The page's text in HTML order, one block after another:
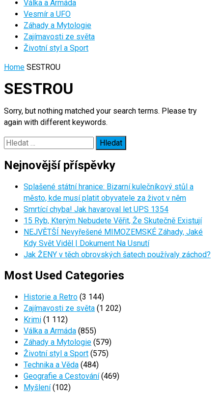
Válka a Armáda
Vesmír a UFO
Záhady a Mytologie
Zajímavosti ze světa
Životní styl a Sport
Home SESTROU
SESTROU
Sorry, but nothing matched your search terms. Please try
again with different keywords.
Vyhledávání
Nejnovější příspěvky
Splašené státní hranice: Bizarní kulečníkový stůl a
město, kde musí platit obyvatele za život v něm
Smrtící chyba! Jak havaroval let UPS 1354
15 Ryb, Kterým Nebudete Věřit, Že Skutečně Existují
NEJVĚTŠÍ Nevyřešené MIMOZEMSKÉ Záhady, Jaké
Kdy Svět Viděl | Dokument Na Usnutí
Jak ŽENY v těch obrovských šatech používaly záchod?
Most Used Categories
Historie a Retro (3 144)
Zajímavosti ze světa (1 202)
Krimi (1 112)
Válka a Armáda (855)
Záhady a Mytologie (579)
Životní styl a Sport (575)
Technika a Věda (484)
Geografie a Cestování(469)
Myšlení(102)